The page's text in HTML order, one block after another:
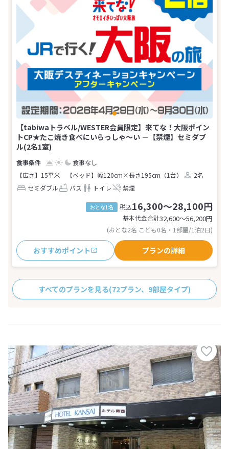
【tabiwaトラベル/WESTER会員限定】来てな！大阪ポイン
トCP★たこ焼き食べにいらっしゃ～い －【禁煙】セミダブ
ル(2名1室)
食事なし
【広さ】15平米
【ベッド】幅120cm×長さ195cm（1台）
2名
セミダブル
バス トイレ 禁煙
おとな1名 税込16,300～28,100円
基本代金合計32,600〜56,200円
(おとな2名 こども0名・1部屋/1泊2日)
おすすめポイント プランの詳細
すべてのプランを見る(72プラン、9部屋タイプ)